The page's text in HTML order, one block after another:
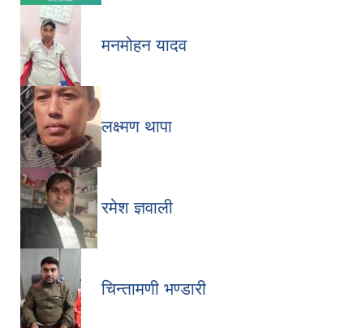
मनमोहन यादव
लक्ष्मण थापा
रमेश ज्ञवाली
चिन्तामणी भण्डारी